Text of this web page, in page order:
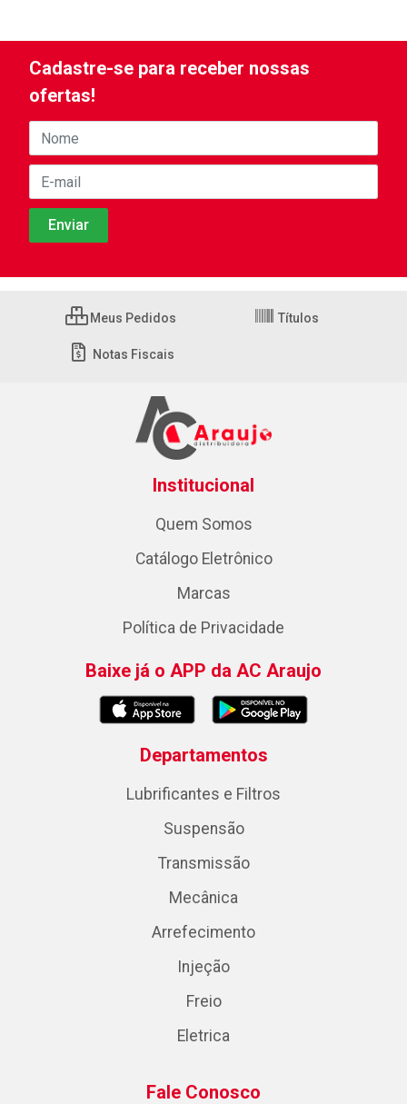
Cadastre-se para receber nossas
ofertas!
Meus Pedidos Títulos
Notas Fiscais
Institucional
Quem Somos
Catálogo Eletrônico
Marcas
Política de Privacidade
Baixe já o APP da AC Araujo
Departamentos
Lubrificantes e Filtros
Suspensão
Transmissão
Mecânica
Arrefecimento
Injeção
Freio
Eletrica
Fale Conosco